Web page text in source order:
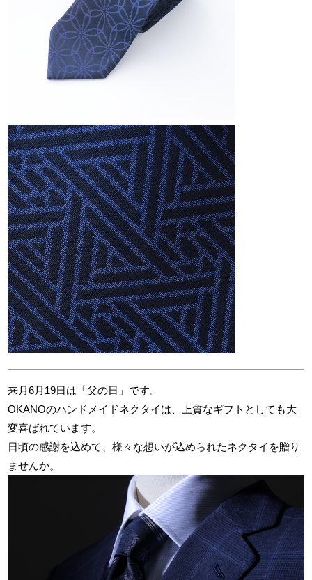
来月6月19日は「父の日」です。
OKANOのハンドメイドネクタイは、上質なギフトとしても大
変喜ばれています。
日頃の感謝を込めて、様々な想いが込められたネクタイを贈り
ませんか。